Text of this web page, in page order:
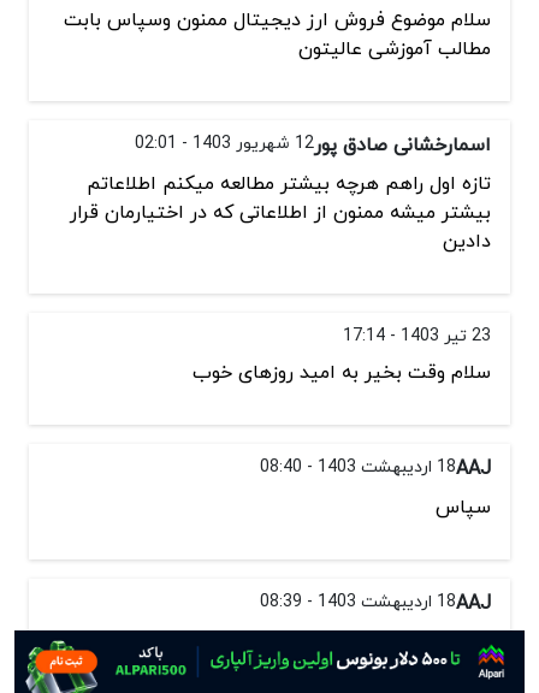
سلام موضوع فروش ارز دیجیتال ممنون وسپاس بابت
مطالب آموزشی عالیتون
اسمارخشانی صادق پور12 شهریور 1403 - 02:01
تازه اول راهم هرچه بیشتر مطالعه میکنم اطلاعاتم
بیشتر میشه ممنون از اطلاعاتی که در اختیارمان قرار
دادین
23 تیر 1403 - 17:14
سلام وقت بخیر به امید روزهای خوب
AAJ18 اردیبهشت 1403 - 08:40
سپاس
AAJ18 اردیبهشت 1403 - 08:39
سپاس از مطالبتون